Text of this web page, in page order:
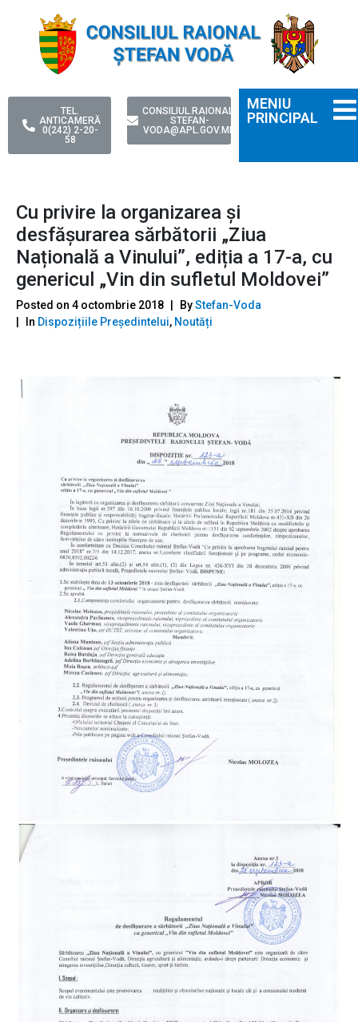
TEL.
ANTICAMERĂ
0(242) 2-20-
58
CONSILIUL.RAIONAL-
STEFAN-
VODA@APL.GOV.MD
MENIU
PRINCIPAL
Cu privire la organizarea și
desfășurarea sărbătorii „Ziua
Națională a Vinului”, ediția a 17-a, cu
genericul „Vin din sufletul Moldovei”
Posted on 4 octombrie 2018 ByStefan-Voda
In Dispozițiile Președintelui, Noutăți